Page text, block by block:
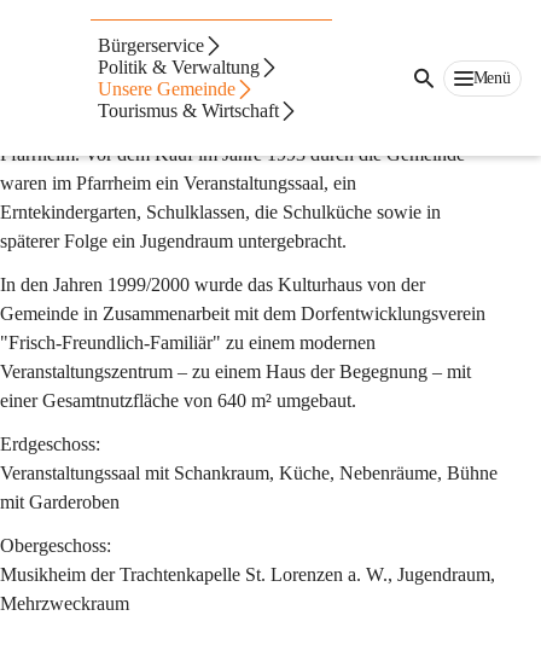
Bürgerservice
Politik & Verwaltung
Unsere Gemeinde
Tourismus & Wirtschaft
Menü
Kulturhaus
In den Jahren 1957/58 errichtete die Pfarre St. Lorenzen am
Wechsel unter Mitwirkung der Pfarrbevölkerung
(Robotleistungen) im Ortszentrum Von St. Lorenzen ein
Pfarrheim. Vor dem Kauf im Jahre 1993 durch die Gemeinde
waren im Pfarrheim ein Veranstaltungssaal, ein
Erntekindergarten, Schulklassen, die Schulküche sowie in
späterer Folge ein Jugendraum untergebracht.
In den Jahren 1999/2000 wurde das Kulturhaus von der
Gemeinde in Zusammenarbeit mit dem Dorfentwicklungsverein
"Frisch-Freundlich-Familiär" zu einem modernen
Veranstaltungszentrum – zu einem Haus der Begegnung – mit
einer Gesamtnutzfläche von 640 m² umgebaut.
Erdgeschoss:
Veranstaltungssaal mit Schankraum, Küche, Nebenräume, Bühne
mit Garderoben
Obergeschoss:
Musikheim der Trachtenkapelle St. Lorenzen a. W., Jugendraum,
Mehrzweckraum